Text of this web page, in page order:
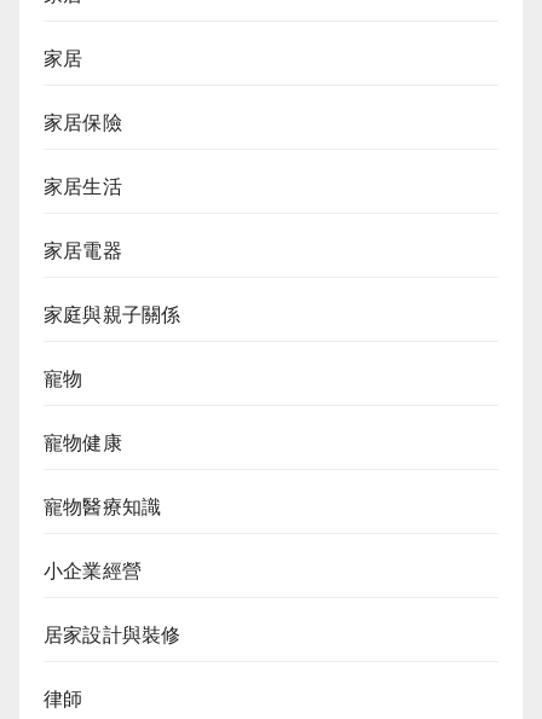
家居
家居保險
家居生活
家居電器
家庭與親子關係
寵物
寵物健康
寵物醫療知識
小企業經營
居家設計與裝修
律師